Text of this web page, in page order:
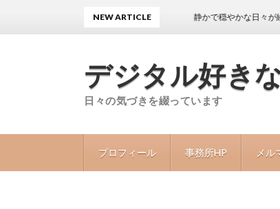
デジタル好き
日々の気づきを綴っています
プロフィール 事務所HP メル
NEW ARTICLE 静かで穏やかな日々が続くこ